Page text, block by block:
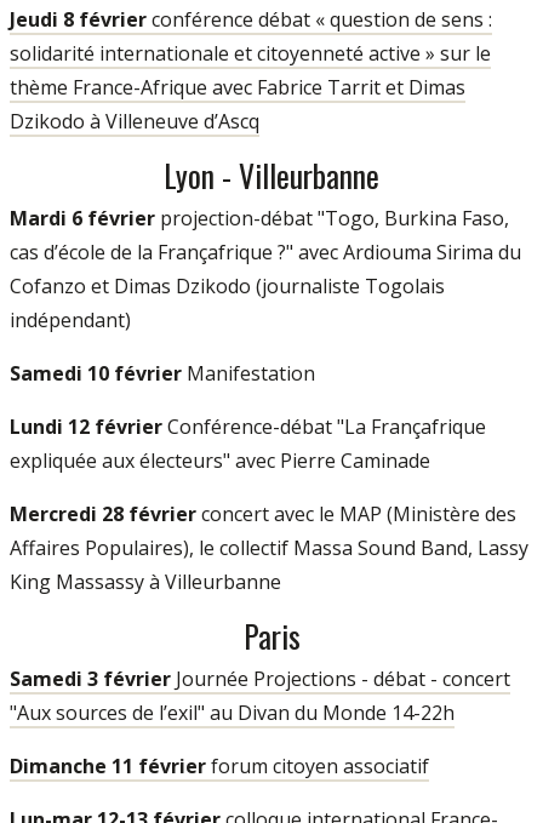
Jeudi 8 févrierconférence débat « question de sens :
solidarité internationale et citoyenneté active » sur le
thème France-Afrique avec Fabrice Tarrit et Dimas
Dzikodo à Villeneuve d’Ascq
Lyon - Villeurbanne
Mardi 6 février projection-débat "Togo, Burkina Faso,
cas d’école de la Françafrique ?" avec Ardiouma Sirima du
Cofanzo et Dimas Dzikodo (journaliste Togolais
indépendant)
Samedi 10 février Manifestation
Lundi 12 févrierConférence-débat "La Françafrique
expliquée aux électeurs" avec Pierre Caminade
Mercredi 28 févrierconcert avec le MAP (Ministère des
Affaires Populaires), le collectif Massa Sound Band, Lassy
King Massassy à Villeurbanne
Paris
Samedi 3 février Journée Projections - débat - concert
"Aux sources de l’exil" au Divan du Monde 14-22h
Dimanche 11 févrierforum citoyen associatif